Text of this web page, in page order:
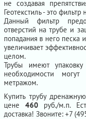
не создавая
Геотекстиль - это
Данный фильтр
отверстий на трубе и
попадания в него песка
увеличивает
целом.
Трубы имеют
необходимости
метражом.
Купить трубу
цене 460 руб./м.п.
доставка! Звоните: +7